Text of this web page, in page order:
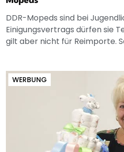
DDR-Mopeds sind bei
Einigungsvertrags dürfen sie
gilt aber nicht für Reimporte.
WERBUNG